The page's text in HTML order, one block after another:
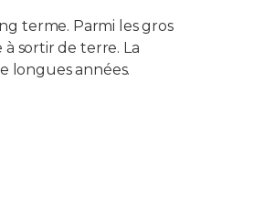
terme. Parmi les gros
sortir de terre. La
longues années.